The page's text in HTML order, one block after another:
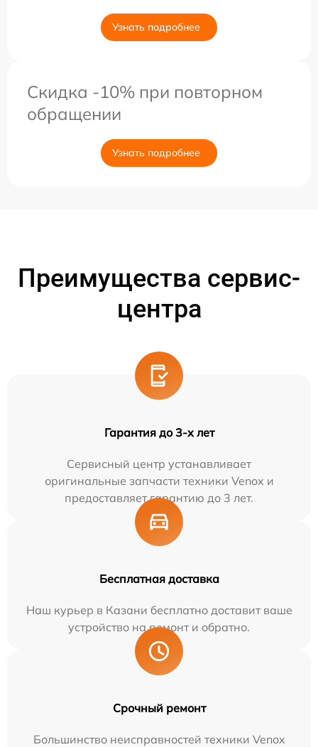
Узнать подробнее
Скидка -10% при повторном
обращении
Узнать подробнее
Преимущества сервис-
центра
Гарантия до 3-х лет
Сервисный центр устанавливает
оригинальные запчасти техники Venox и
предоставляет гарантию до 3 лет.
Бесплатная доставка
Наш курьер в Казани бесплатно доставит ваше
устройство на ремонт и обратно.
Срочный ремонт
Большинство неисправностей техники Venox